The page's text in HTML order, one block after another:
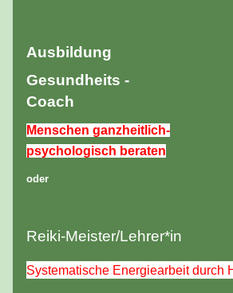
Ausbildung
Gesundheits -
Coach
Menschen ganzheitlich-
psychologisch beraten
oder
Reiki-Meister/Lehrer*in
Systematische Energiearbeit durch